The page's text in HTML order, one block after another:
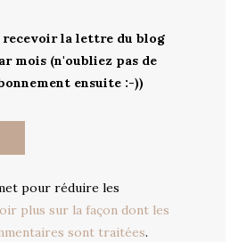
recevoir la lettre du blog
mois (n'oubliez pas de
ensuite :-))
pour réduire les
plus sur la façon dont les
sont traitées.